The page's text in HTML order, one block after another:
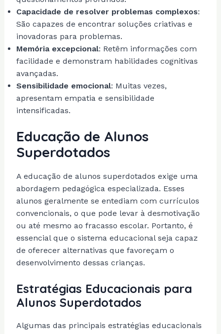
Capacidade de resolver problemas complexos:
São capazes de encontrar soluções criativas e
inovadoras para problemas.
Memória excepcional: Retêm informações com
facilidade e demonstram habilidades cognitivas
avançadas.
Sensibilidade emocional: Muitas vezes,
apresentam empatia e sensibilidade
intensificadas.
Educação de Alunos
Superdotados
A educação de alunos superdotados exige uma
abordagem pedagógica especializada. Esses
alunos geralmente se entediam com currículos
convencionais, o que pode levar à desmotivação
ou até mesmo ao fracasso escolar. Portanto, é
essencial que o sistema educacional seja capaz
de oferecer alternativas que favoreçam o
desenvolvimento dessas crianças.
Estratégias Educacionais para
Alunos Superdotados
Algumas das principais estratégias educacionais